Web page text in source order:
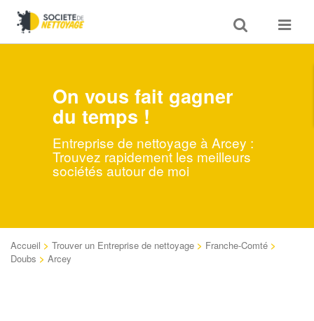
Toggle
search
Toggle
On vous fait gagner
du temps !
Entreprise de nettoyage à Arcey :
Trouvez rapidement les meilleurs
sociétés autour de moi
Accueil > Trouver un Entreprise de nettoyage > Franche-Comté >
Doubs > Arcey